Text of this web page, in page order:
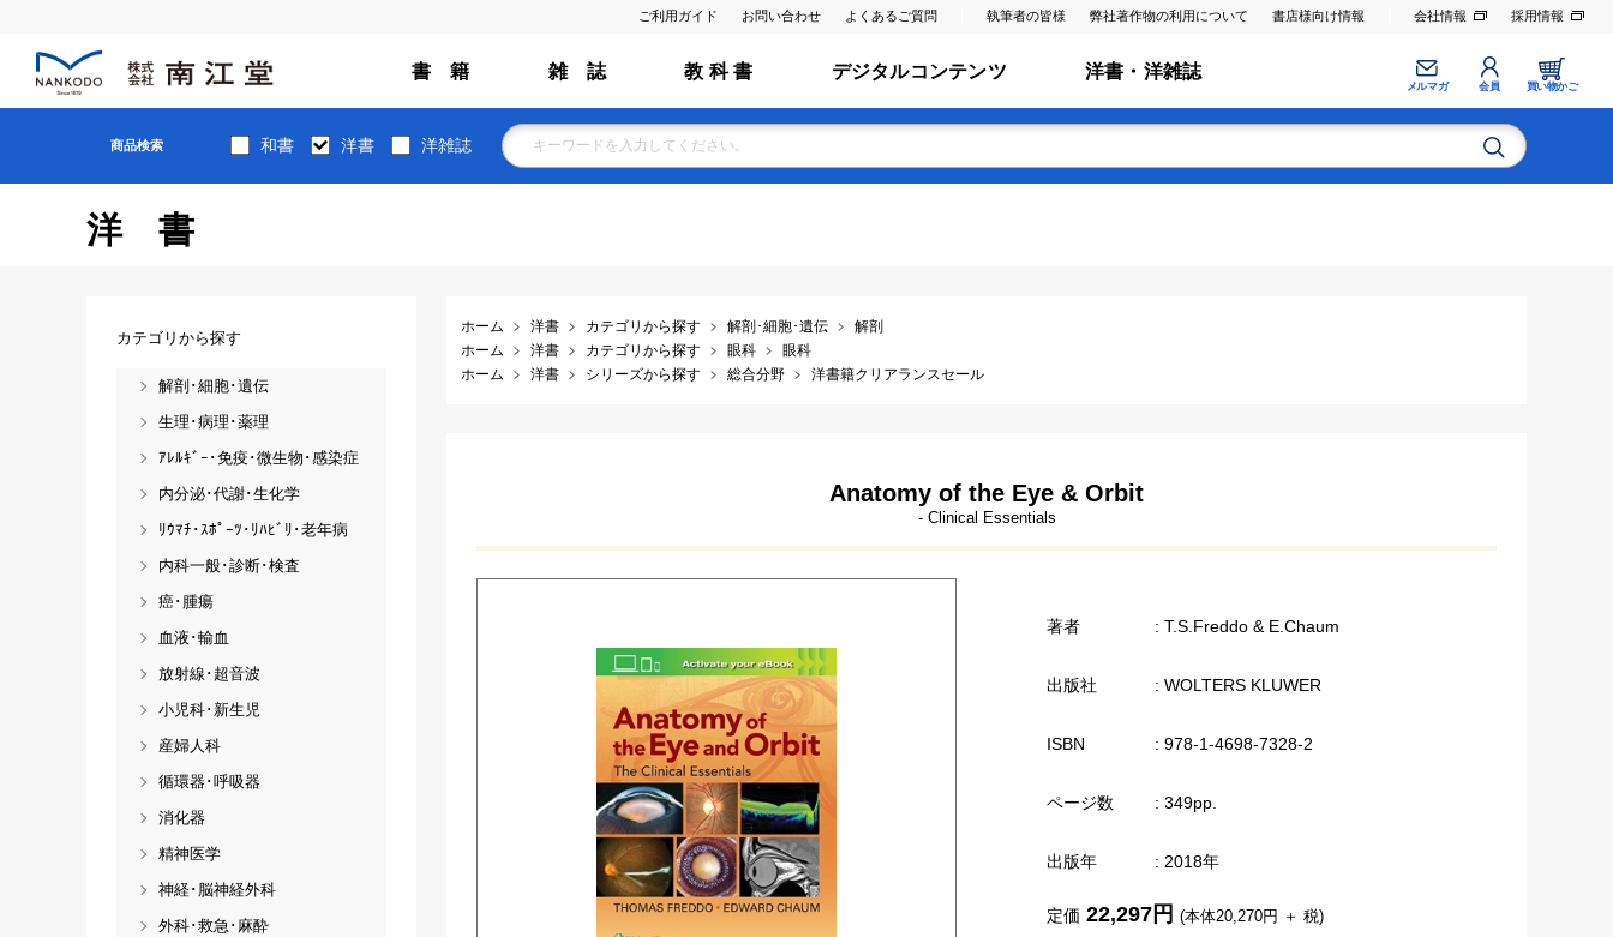
ご利用ガイド お問い合わせ よくあるご質問 執筆者の皆様 弊社著作物の利用について 書店様向け情報 会社情報 採用情報
書 籍 雑 誌 教 科 書 デジタルコンテンツ 洋書・洋雑誌
メルマガ 会員 買い物かご
商品検索 和書 洋書 洋雑誌
洋書
ホーム 洋書 カテゴリから探す 解剖･細胞･遺伝
解剖
ホーム
洋書 カテゴリから探す 眼科
眼科
ホーム
洋書 シリーズから探す 総合分野 洋書籍クリアランスセール
Anatomy of the Eye & Orbit
- Clinical Essentials
著者 : T.S.Freddo & E.Chaum
出版社 : WOLTERS KLUWER
ISBN : 978-1-4698-7328-2
ページ数 : 349pp.
出版年 : 2018年
定価 22,297円 (本体20,270円 ＋ 税)
カテゴリから探す
解剖･細胞･遺伝
生理･病理･薬理
ｱﾚﾙｷﾞｰ･免疫･微生物･感染症
内分泌･代謝･生化学
ﾘｳﾏﾁ･ｽﾎﾟｰﾂ･ﾘﾊﾋﾞﾘ･老年病
内科一般･診断･検査
癌･腫瘍
血液･輸血
放射線･超音波
小児科･新生児
産婦人科
循環器･呼吸器
消化器
精神医学
神経･脳神経外科
外科･救急･麻酔